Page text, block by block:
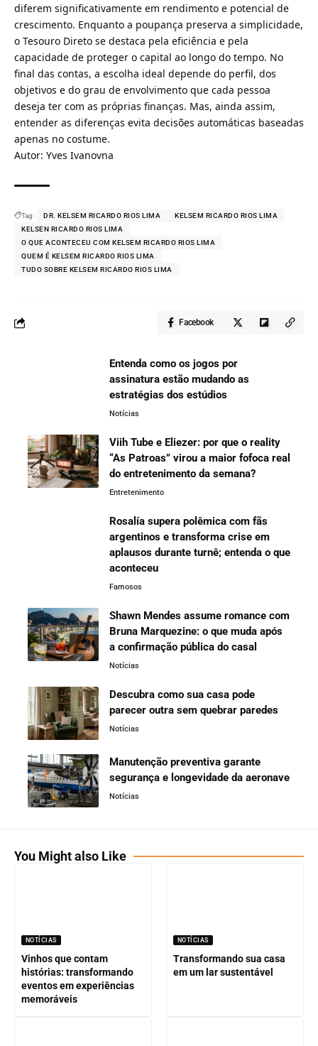
diferem significativamente em rendimento e potencial de
crescimento. Enquanto a poupança preserva a simplicidade,
o Tesouro Direto se destaca pela eficiência e pela
capacidade de proteger o capital ao longo do tempo. No
final das contas, a escolha ideal depende do perfil, dos
objetivos e do grau de envolvimento que cada pessoa
deseja ter com as próprias finanças. Mas, ainda assim,
entender as diferenças evita decisões automáticas baseadas
apenas no costume.
Autor: Yves Ivanovna
Tag: DR. KELSEM RICARDO RIOS LIMA
KELSEM RICARDO RIOS LIMA
KELSEN RICARDO RIOS LIMA
O QUE ACONTECEU COM KELSEM RICARDO RIOS LIMA
QUEM É KELSEM RICARDO RIOS LIMA
TUDO SOBRE KELSEM RICARDO RIOS LIMA
Facebook
Entenda como os jogos por
assinatura estão mudando as
estratégias dos estúdios
Notícias
Viih Tube e Eliezer: por que o reality
“As Patroas” virou a maior fofoca real
do entretenimento da semana?
Entretenimento
Rosalía supera polêmica com fãs
argentinos e transforma crise em
aplausos durante turnê; entenda o que
aconteceu
Famosos
Shawn Mendes assume romance com
Bruna Marquezine: o que muda após
a confirmação pública do casal
Notícias
Descubra como sua casa pode
parecer outra sem quebrar paredes
Notícias
Manutenção preventiva garante
segurança e longevidade da aeronave
Notícias
You Might also Like
NOTÍCIAS
Vinhos que contam
histórias: transformando
eventos em experiências
memoráveis
NOTÍCIAS
Transformando sua casa
em um lar sustentável